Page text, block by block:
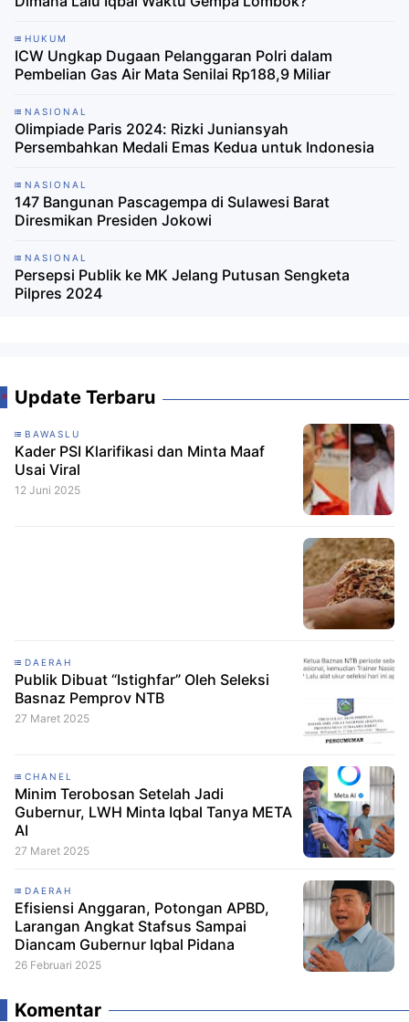
HUKUM
ICW Ungkap Dugaan Pelanggaran Polri dalam
Pembelian Gas Air Mata Senilai Rp188,9 Miliar
NASIONAL
Olimpiade Paris 2024: Rizki Juniansyah
Persembahkan Medali Emas Kedua untuk Indonesia
NASIONAL
147 Bangunan Pascagempa di Sulawesi Barat
Diresmikan Presiden Jokowi
NASIONAL
Persepsi Publik ke MK Jelang Putusan Sengketa
Pilpres 2024
Update Terbaru
BAWASLU
Kader PSI Klarifikasi dan Minta Maaf
Usai Viral
12 Juni 2025
DAERAH
Publik Dibuat “Istighfar” Oleh Seleksi
Basnaz Pemprov NTB
27 Maret 2025
CHANEL
Minim Terobosan Setelah Jadi
Gubernur, LWH Minta Iqbal Tanya META
AI
27 Maret 2025
DAERAH
Efisiensi Anggaran, Potongan APBD,
Larangan Angkat Stafsus Sampai
Diancam Gubernur Iqbal Pidana
26 Februari 2025
Komentar